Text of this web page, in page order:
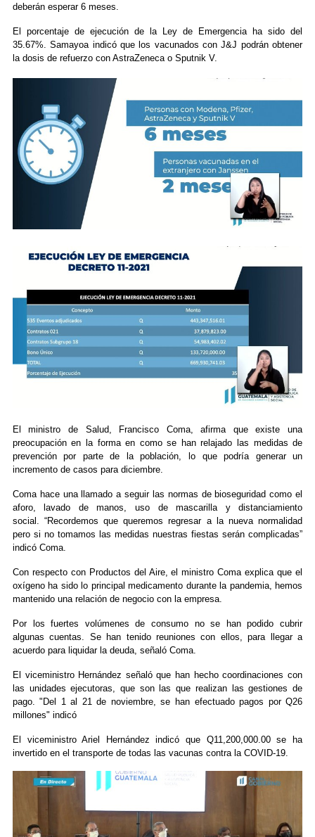
deberán esperar 6 meses.
El porcentaje de ejecución de la Ley de Emergencia ha sido del
35.67%. Samayoa indicó que los vacunados con J&J podrán obtener
la dosis de refuerzo con AstraZeneca o Sputnik V.
El ministro de Salud, Francisco Coma, afirma que existe una
preocupación en la forma en como se han relajado las medidas de
prevención por parte de la población, lo que podría generar un
incremento de casos para diciembre.
Coma hace una llamado a seguir las normas de bioseguridad como el
aforo, lavado de manos, uso de mascarilla y distanciamiento
social. “Recordemos que queremos regresar a la nueva normalidad
pero si no tomamos las medidas nuestras fiestas serán complicadas”
indicó Coma.
Con respecto con Productos del Aire, el ministro Coma explica que el
oxígeno ha sido lo principal medicamento durante la pandemia, hemos
mantenido una relación de negocio con la empresa.
Por los fuertes volúmenes de consumo no se han podido cubrir
algunas cuentas. Se han tenido reuniones con ellos, para llegar a
acuerdo para liquidar la deuda, señaló Coma.
El viceministro Hernández señaló que han hecho coordinaciones con
las unidades ejecutoras, que son las que realizan las gestiones de
pago. "Del 1 al 21 de noviembre, se han efectuado pagos por Q26
millones" indicó
El viceministro Ariel Hernández indicó que Q11,200,000.00 se ha
invertido en el transporte de todas las vacunas contra la COVID-19.